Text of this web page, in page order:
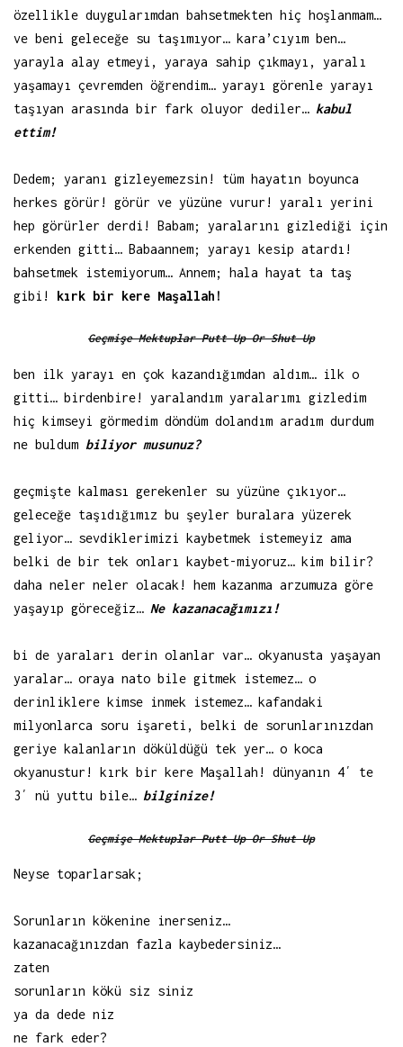
özellikle duygularımdan bahsetmekten hiç hoşlanmam…
ve beni geleceğe su taşımıyor… kara’cıyım ben…
yarayla alay etmeyi, yaraya sahip çıkmayı, yaralı
yaşamayı çevremden öğrendim… yarayı görenle yarayı
taşıyan arasında bir fark oluyor dediler… kabul
ettim!
Dedem; yaranı gizleyemezsin! tüm hayatın boyunca
herkes görür! görür ve yüzüne vurur! yaralı yerini
hep görürler derdi! Babam; yaralarını gizlediği için
erkenden gitti… Babaannem; yarayı kesip atardı!
bahsetmek istemiyorum… Annem; hala hayat ta taş
gibi! kırk bir kere Maşallah!
Geçmişe Mektuplar Putt Up Or Shut Up
ben ilk yarayı en çok kazandığımdan aldım… ilk o
gitti… birdenbire! yaralandım yaralarımı gizledim
hiç kimseyi görmedim döndüm dolandım aradım durdum
ne buldum biliyor musunuz?
geçmişte kalması gerekenler su yüzüne çıkıyor…
geleceğe taşıdığımız bu şeyler buralara yüzerek
geliyor… sevdiklerimizi kaybetmek istemeyiz ama
belki de bir tek onları kaybet-miyoruz… kim bilir?
daha neler neler olacak! hem kazanma arzumuza göre
yaşayıp göreceğiz… Ne kazanacağımızı!
bi de yaraları derin olanlar var… okyanusta yaşayan
yaralar… oraya nato bile gitmek istemez… o
derinliklere kimse inmek istemez… kafandaki
milyonlarca soru işareti, belki de sorunlarınızdan
geriye kalanların döküldüğü tek yer… o koca
okyanustur! kırk bir kere Maşallah! dünyanın 4′ te
3′ nü yuttu bile… bilginize!
Geçmişe Mektuplar Putt Up Or Shut Up
Neyse toparlarsak;
Sorunların kökenine inerseniz…
kazanacağınızdan fazla kaybedersiniz…
zaten
sorunların kökü siz siniz
ya da dede niz
ne fark eder?